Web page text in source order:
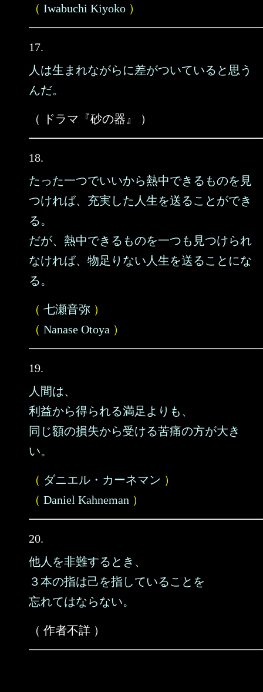
（ Iwabuchi Kiyoko ）
17.
人は生まれながらに差がついていると思う
んだ。
（ ドラマ『砂の器』 ）
18.
たった一つでいいから熱中できるものを見
つければ、充実した人生を送ることができ
る。
だが、熱中できるものを一つも見つけられ
なければ、物足りない人生を送ることにな
る。
（ 七瀬音弥 ）
（ Nanase Otoya ）
19.
人間は、
利益から得られる満足よりも、
同じ額の損失から受ける苦痛の方が大き
い。
（ ダニエル・カーネマン ）
（ Daniel Kahneman ）
20.
他人を非難するとき、
３本の指は己を指していることを
忘れてはならない。
（ 作者不詳 ）